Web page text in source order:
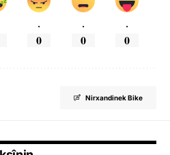
.
0
.
0
.
0
Nirxandinek Bike